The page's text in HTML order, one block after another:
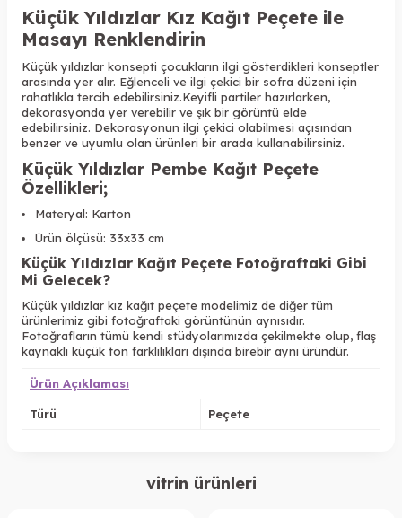
Küçük Yıldızlar Kız Kağıt Peçete ile
Masayı Renklendirin
Küçük yıldızlar konsepti çocukların ilgi gösterdikleri konseptler
arasında yer alır. Eğlenceli ve ilgi çekici bir sofra düzeni için
rahatlıkla tercih edebilirsiniz.Keyifli partiler hazırlarken,
dekorasyonda yer verebilir ve şık bir görüntü elde
edebilirsiniz. Dekorasyonun ilgi çekici olabilmesi açısından
benzer ve uyumlu olan ürünleri bir arada kullanabilirsiniz.
Küçük Yıldızlar Pembe Kağıt Peçete
Özellikleri;
Materyal: Karton
Ürün ölçüsü: 33x33 cm
Küçük Yıldızlar Kağıt Peçete Fotoğraftaki Gibi
Mi Gelecek?
Küçük yıldızlar kız kağıt peçete modelimiz de diğer tüm
ürünlerimiz gibi fotoğraftaki görüntünün aynısıdır.
Fotoğrafların tümü kendi stüdyolarımızda çekilmekte olup, flaş
kaynaklı küçük ton farklılıkları dışında birebir aynı üründür.
Ürün Açıklaması
Türü Peçete
vitrin ürünleri